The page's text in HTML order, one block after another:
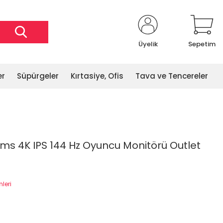
Üyelik Sepetim
Süpürgeler Kırtasiye, Ofis Tava ve Tencereler
4K IPS 144 Hz Oyuncu Monitörü Outlet